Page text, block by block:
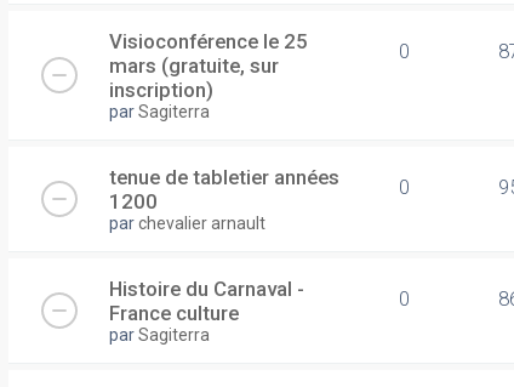
Visioconférence le 25
mars (gratuite, sur
inscription)
parSagiterra
0
tenue de tabletier années
1200
parchevalier arnault
0
Histoire du Carnaval -
France culture
parSagiterra
0